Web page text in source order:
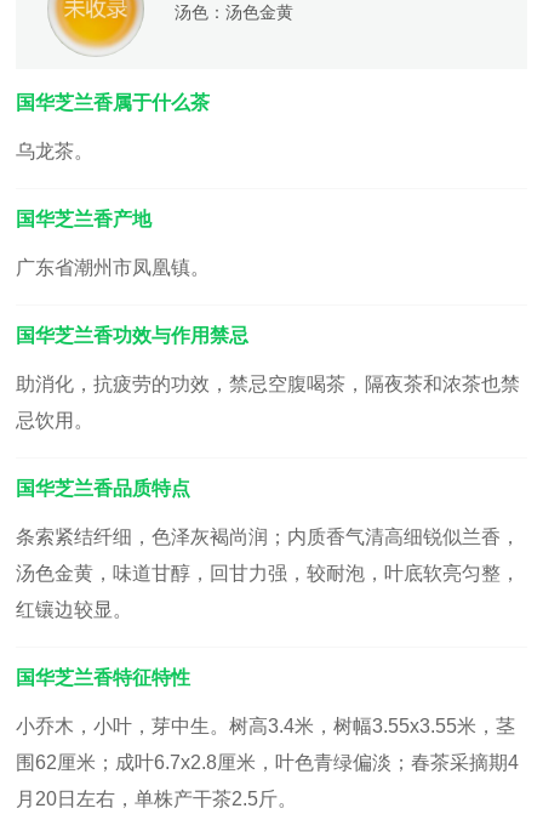
汤色： 汤色金黄
国华芝兰香属于什么茶
乌龙茶。
国华芝兰香产地
广东省潮州市凤凰镇。
国华芝兰香功效与作用禁忌
助消化，抗疲劳的功效，禁忌空腹喝茶，隔夜茶和浓茶也禁
忌饮用。
国华芝兰香品质特点
条索紧结纤细，色泽灰褐尚润；内质香气清高细锐似兰香，
汤色金黄，味道甘醇，回甘力强，较耐泡，叶底软亮匀整，
红镶边较显。
国华芝兰香特征特性
小乔木，小叶，芽中生。树高3.4米，树幅3.55x3.55米，茎
围62厘米；成叶6.7x2.8厘米，叶色青绿偏淡；春茶采摘期4
月20日左右，单株产干茶2.5斤。